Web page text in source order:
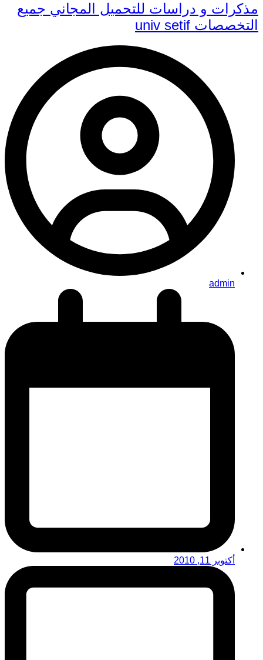
مذكرات و دراسات للتحميل المجاني جميع
التخصصات univ setif
admin
أكتوبر 11, 2010